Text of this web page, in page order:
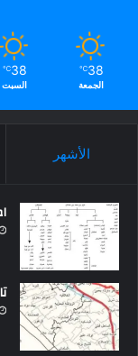
38
℃
الجمعة
38
℃
السبت
الأشهر